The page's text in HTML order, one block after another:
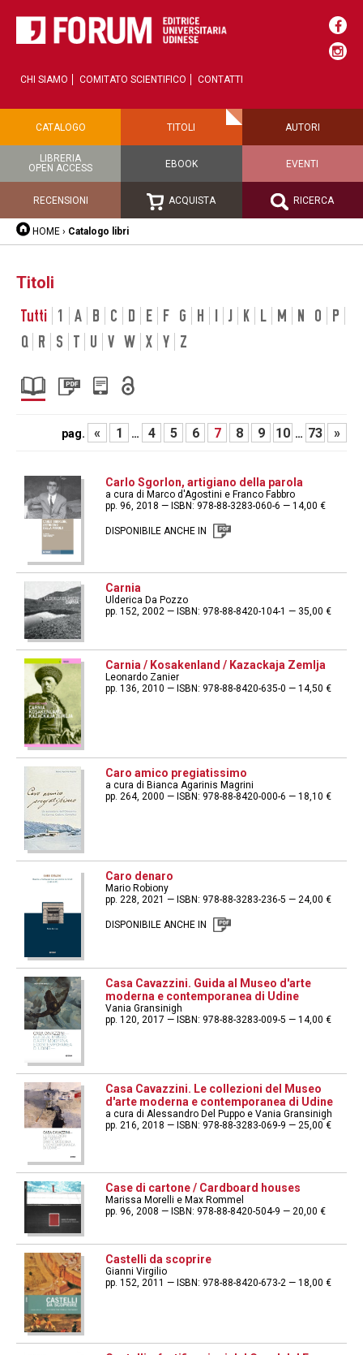
CHI SIAMO COMITATO SCIENTIFICO CONTATTI
CATALOGO TITOLI AUTORI
LIBRERIA
OPEN ACCESS
EBOOK EVENTI
RECENSIONI ACQUISTA RICERCA
HOME › Catalogo libri
Titoli
Tutti 1 A B C D E F G H I J K L M N O
P
Q R S T U V W X Y Z
pag. « 1 … 4 5 6 7 8 9 10 … 73 »
Carlo Sgorlon, artigiano della parola
a cura di Marco d'Agostini e Franco Fabbro
pp. 96, 2018 — ISBN: 978-88-3283-060-6 — 14,00 €
DISPONIBILE ANCHE IN
Carnia
Ulderica Da Pozzo
pp. 152, 2002 — ISBN: 978-88-8420-104-1 — 35,00 €
Carnia / Kosakenland / Kazackaja Zemlja
Leonardo Zanier
pp. 136, 2010 — ISBN: 978-88-8420-635-0 — 14,50 €
Caro amico pregiatissimo
a cura di Bianca Agarinis Magrini
pp. 264, 2000 — ISBN: 978-88-8420-000-6 — 18,10 €
Caro denaro
Mario Robiony
pp. 228, 2021 — ISBN: 978-88-3283-236-5 — 24,00 €
DISPONIBILE ANCHE IN
Casa Cavazzini. Guida al Museo d'arte
moderna e contemporanea di Udine
Vania Gransinigh
pp. 120, 2017 — ISBN: 978-88-3283-009-5 — 14,00 €
Casa Cavazzini. Le collezioni del Museo
d'arte moderna e contemporanea di Udine
a cura di Alessandro Del Puppo e Vania Gransinigh
pp. 216, 2018 — ISBN: 978-88-3283-069-9 — 25,00 €
Case di cartone / Cardboard houses
Marissa Morelli e Max Rommel
pp. 96, 2008 — ISBN: 978-88-8420-504-9 — 20,00 €
Castelli da scoprire
Gianni Virgilio
pp. 152, 2011 — ISBN: 978-88-8420-673-2 — 18,00 €